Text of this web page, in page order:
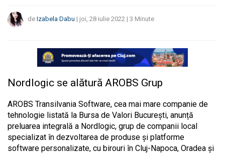
de Izabela Dabu | joi, 28 iulie 2022 | 3 Minute
Nordlogic se alătură AROBS Grup
AROBS Transilvania Software, cea mai mare companie de
tehnologie listată la Bursa de Valori București, anunță
preluarea integrală a Nordlogic, grup de companii local
specializat în dezvoltarea de produse și platforme
software personalizate, cu birouri în Cluj-Napoca, Oradea și